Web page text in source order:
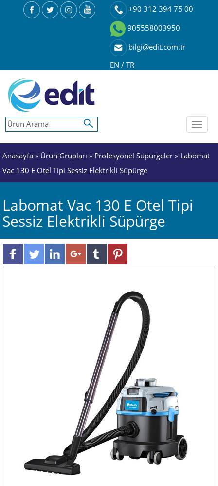
+90 312 394 75 00
905558003950
bilgi@edit.com.tr
EN / TR
Toggle
Anasayfa » Ürün Grupları » Profesyonel Süpürgeler » Labomat
Vac 130 E Otel Tipi Sessiz Elektrikli Süpürge
Labomat Vac 130 E Otel Tipi
Sessiz Elektrikli Süpürge